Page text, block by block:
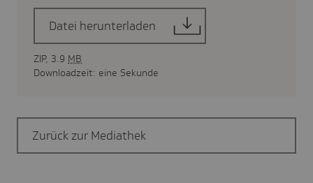
Datei herunterladen
ZIP, 3.9 MB
Downloadzeit: eine Sekunde
Zurück zur Mediathek